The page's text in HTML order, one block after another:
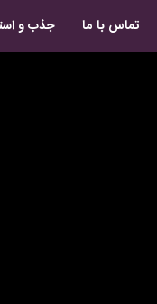
تماس با ما جذب و